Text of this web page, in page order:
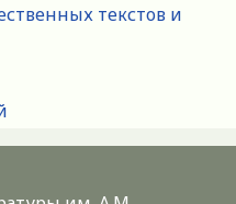
текстов и